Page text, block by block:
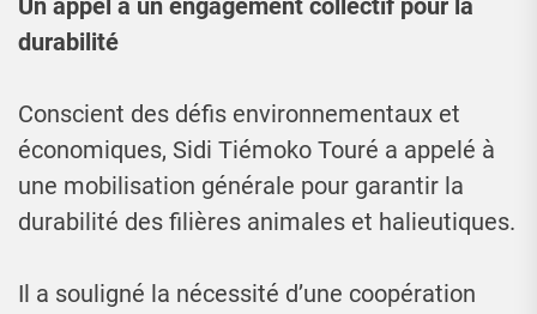
Un appel à un engagement collectif pour la
durabilité
Conscient des défis environnementaux et
économiques, Sidi Tiémoko Touré a appelé à
une mobilisation générale pour garantir la
durabilité des filières animales et halieutiques.
Il a souligné la nécessité d’une coopération